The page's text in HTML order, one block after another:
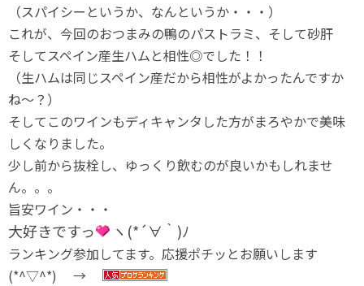
（スパイシーというか、なんというか・・・）
これが、今回のおつまみの鴨のパストラミ、そして砂肝
そしてスペイン産生ハムと相性◎でした！！
（生ハムは同じスペイン産だから相性がよかったんですか
ね～？）
そしてこのワインもディキャンタした方がまろやかで美味
しくなりました。
少し前から抜栓し、ゆっくり飲むのが良いかもしれませ
ん。。。
旨安ワイン・・・
大好きですっ ヽ(*´∀｀)ﾉ
ランキング参加してます。応援ポチッとお願いします
(*^▽^*) →